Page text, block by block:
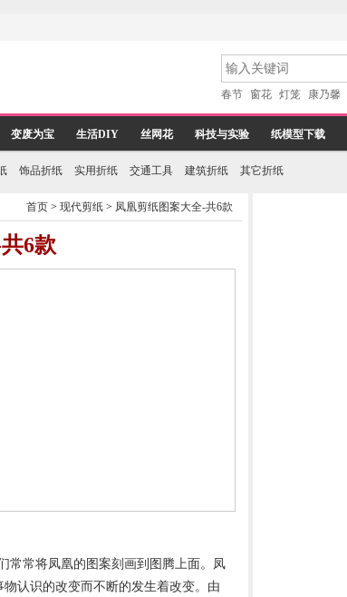
春节 窗花 灯笼 康乃馨
变废为宝 生活DIY 丝网花 科技与实验 纸模型下载
饰品折纸 实用折纸 交通工具 建筑折纸 其它折纸
首页 >现代剪纸 > 凤凰剪纸图案大全-共6款
6款
常常将凤凰的图案刻画到图腾上面。凤
认识的改变而不断的发生着改变。由